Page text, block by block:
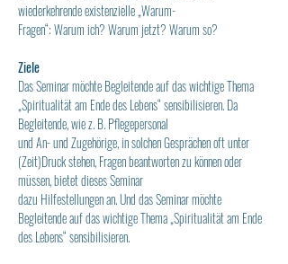
wiederkehrende existenzielle „Warum-
Fragen“: Warum ich? Warum jetzt? Warum so?
Ziele
Das Seminar möchte Begleitende auf das wichtige Thema
„Spiritualität am Ende des Lebens“ sensibilisieren. Da
Begleitende, wie z. B. Pflegepersonal
und An- und Zugehörige, in solchen Gesprächen oft unter
(Zeit)Druck stehen, Fragen beantworten zu können oder
müssen, bietet dieses Seminar
dazu Hilfestellungen an. Und das Seminar möchte
Begleitende auf das wichtige Thema „Spiritualität am Ende
des Lebens“ sensibilisieren.